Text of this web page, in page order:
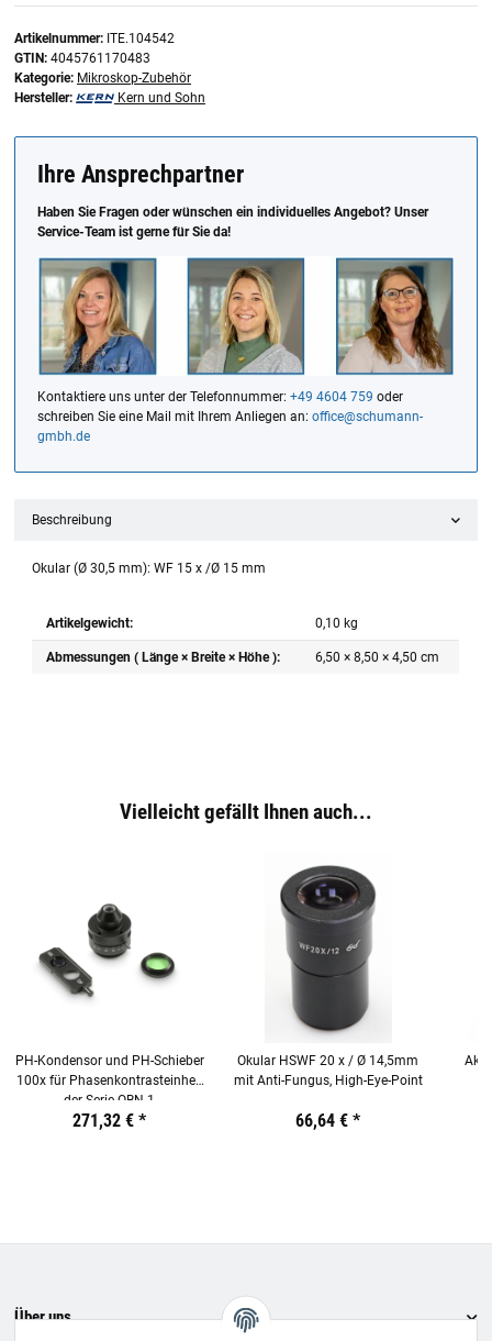
Artikelnummer: ITE.104542
GTIN: 4045761170483
Kategorie: Mikroskop-Zubehör
Hersteller:
Kern und Sohn
Ihre Ansprechpartner
Haben Sie Fragen oder wünschen ein individuelles Angebot? Unser
Service-Team ist gerne für Sie da!
Kontaktiere uns unter der Telefonnummer: +49 4604 759 oder
schreiben Sie eine Mail mit Ihrem Anliegen an: office@schumann-
gmbh.de
Beschreibung
Okular (Ø 30,5 mm): WF 15 x /Ø 15 mm
Artikelgewicht: 0,10 kg
Abmessungen ( Länge × Breite × Höhe ): 6,50 × 8,50 × 4,50 cm
Vielleicht gefällt Ihnen auch...
PH-Kondensor und PH-Schieber
100x für Phasenkontrasteinheit
der Serie OBN-1
19,44 €inkl. 19% USt.
271,32 € *
Okular HSWF 20 x / Ø 14,5mm
mit Anti-Fungus, High-Eye-Point
19,44 € inkl. 19% USt.
66,64 € *
Über uns